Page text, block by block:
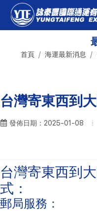
首頁 海運最新消息
台灣寄東西到
發佈日期：2025-01-08
台灣寄東西到
式：
‌郵局服務‌：